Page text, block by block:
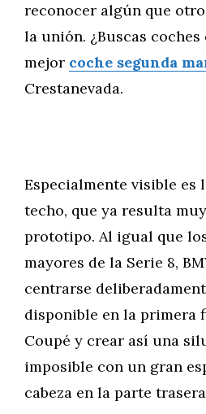
reconocer algún que
la unión. ¿Buscas coches
mejor coche segunda
Crestanevada.
Especialmente visible es
techo, que ya resulta
prototipo. Al igual que
mayores de la Serie 8,
centrarse
disponible en la primera
Coupé y crear así una
imposible con un gran
cabeza en la parte